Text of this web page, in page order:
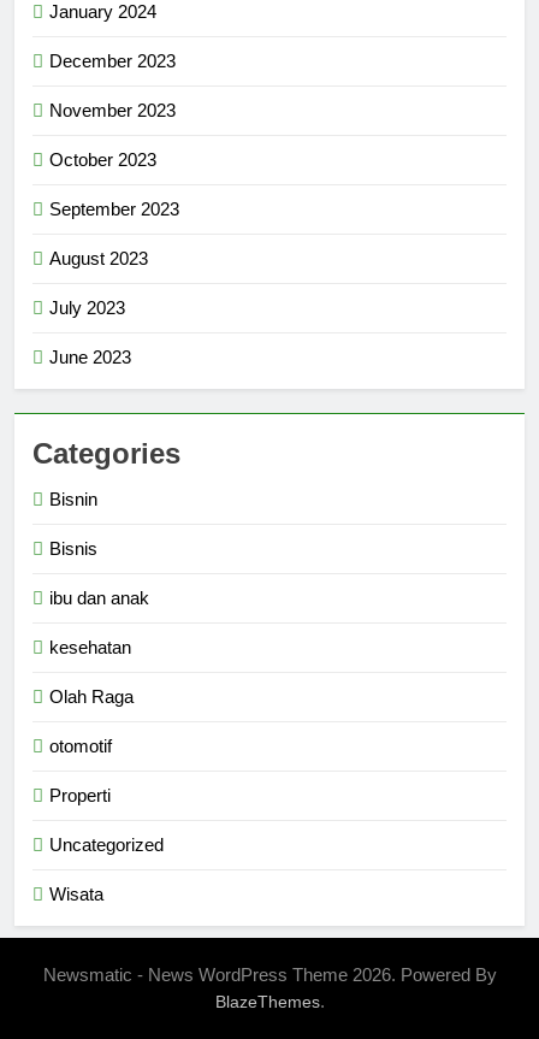
January 2024
December 2023
November 2023
October 2023
September 2023
August 2023
July 2023
June 2023
Categories
Bisnin
Bisnis
ibu dan anak
kesehatan
Olah Raga
otomotif
Properti
Uncategorized
Wisata
Newsmatic - News WordPress Theme 2026. Powered By
BlazeThemes.